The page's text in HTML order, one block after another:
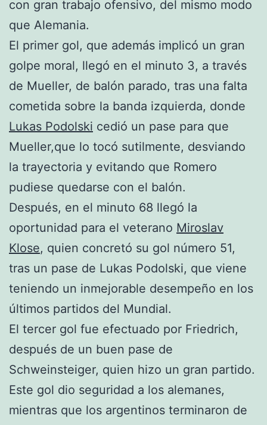
con gran trabajo ofensivo, del mismo modo
que Alemania.
El primer gol, que además implicó un gran
golpe moral, llegó en el minuto 3, a través
de Mueller, de balón parado, tras una falta
cometida sobre la banda izquierda, donde
Lukas Podolski cedió un pase para que
Mueller,que lo tocó sutilmente, desviando
la trayectoria y evitando que Romero
pudiese quedarse con el balón.
Después, en el minuto 68 llegó la
oportunidad para el veterano Miroslav
Klose, quien concretó su gol número 51,
tras un pase de Lukas Podolski, que viene
teniendo un inmejorable desempeño en los
últimos partidos del Mundial.
El tercer gol fue efectuado por Friedrich,
después de un buen pase de
Schweinsteiger, quien hizo un gran partido.
Este gol dio seguridad a los alemanes,
mientras que los argentinos terminaron de